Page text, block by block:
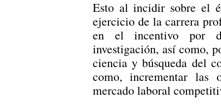
Esto al incidir sobre el
ejercicio de la carrera
en el incentivo por
investigación, así como,
ciencia y búsqueda del
como, incrementar las
mercado laboral